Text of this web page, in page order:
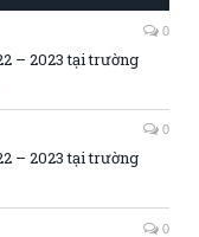
0
– 2023 tại trường
0
– 2023 tại trường
0